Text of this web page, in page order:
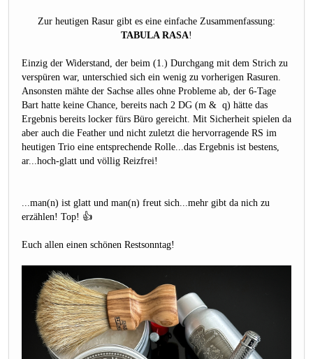
Zur heutigen Rasur gibt es eine einfache Zusammenfassung:
TABULA RASA!
Einzig der Widerstand, der beim (1.) Durchgang mit dem Strich zu
verspüren war, unterschied sich ein wenig zu vorherigen Rasuren.
Ansonsten mähte der Sachse alles ohne Probleme ab, der 6-Tage
Bart hatte keine Chance, bereits nach 2 DG (m & q) hätte das
Ergebnis bereits locker fürs Büro gereicht. Mit Sicherheit spielen da
aber auch die Feather und nicht zuletzt die hervorragende RS im
heutigen Trio eine entsprechende Rolle...das Ergebnis ist bestens,
ar...hoch-glatt und völlig Reizfrei!
...man(n) ist glatt und man(n) freut sich...mehr gibt da nich zu
erzählen! Top! 👍
Euch allen einen schönen Restsonntag!